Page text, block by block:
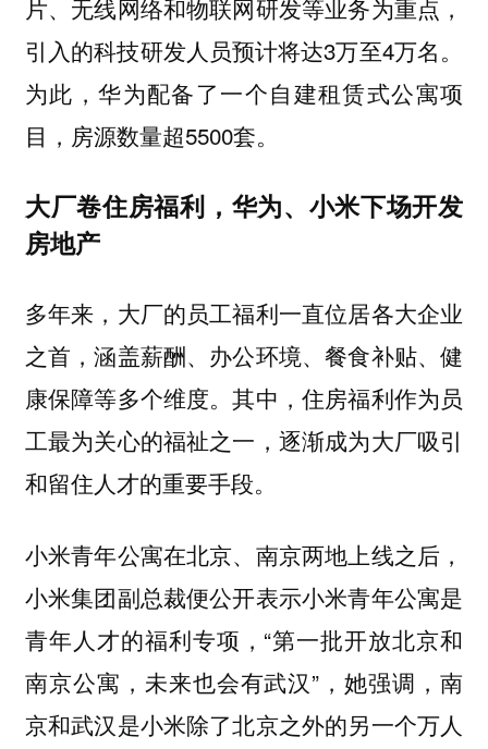
片、无线网络和物联网研发等业务为重点，
引入的科技研发人员预计将达3万至4万名。
为此，华为配备了一个自建租赁式公寓项
目，房源数量超5500套。
大厂卷住房福利，华为、小米下场开发
房地产
多年来，大厂的员工福利一直位居各大企业
之首，涵盖薪酬、办公环境、餐食补贴、健
康保障等多个维度。其中，住房福利作为员
工最为关心的福祉之一，逐渐成为大厂吸引
和留住人才的重要手段。
小米青年公寓在北京、南京两地上线之后，
小米集团副总裁便公开表示小米青年公寓是
青年人才的福利专项，“第一批开放北京和
南京公寓，未来也会有武汉”，她强调，南
京和武汉是小米除了北京之外的另一个万人